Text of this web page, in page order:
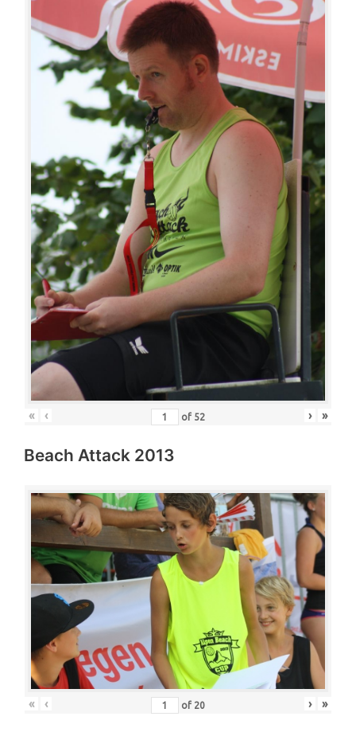
« ‹ of 52 › »
Beach Attack 2013
« ‹ of 20 › »